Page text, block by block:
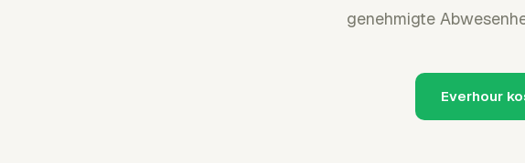
genehmigte
Everhour